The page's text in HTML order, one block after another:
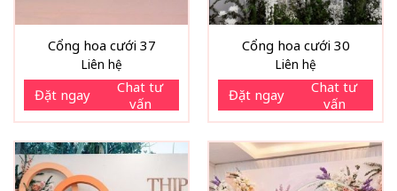
Cổng hoa cưới 37
Liên hệ
Đặt ngay
Chat tư
vấn
Cổng hoa cưới 30
Liên hệ
Đặt ngay
Chat tư
vấn